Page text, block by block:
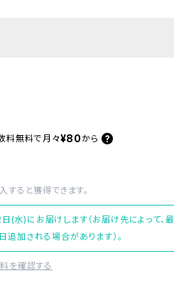
料無料で 月々¥80 から
入すると獲得できます。
(水)にお届けします（お届け先によって、最
追加される場合があります）。
を確認する